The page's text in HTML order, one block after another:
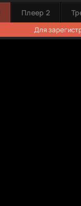
Плеер 2
Для